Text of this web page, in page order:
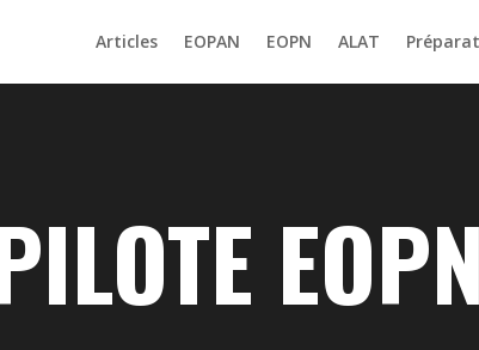
Articles EOPAN EOPN ALAT
EOPN